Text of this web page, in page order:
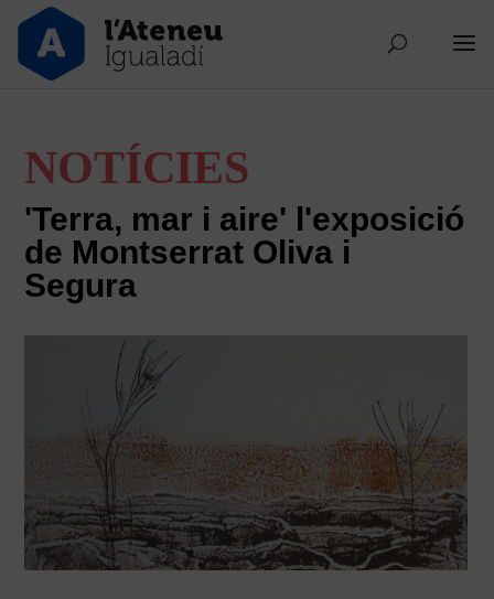
NOTÍCIES
'Terra, mar i aire' l'exposició
de Montserrat Oliva i
Segura